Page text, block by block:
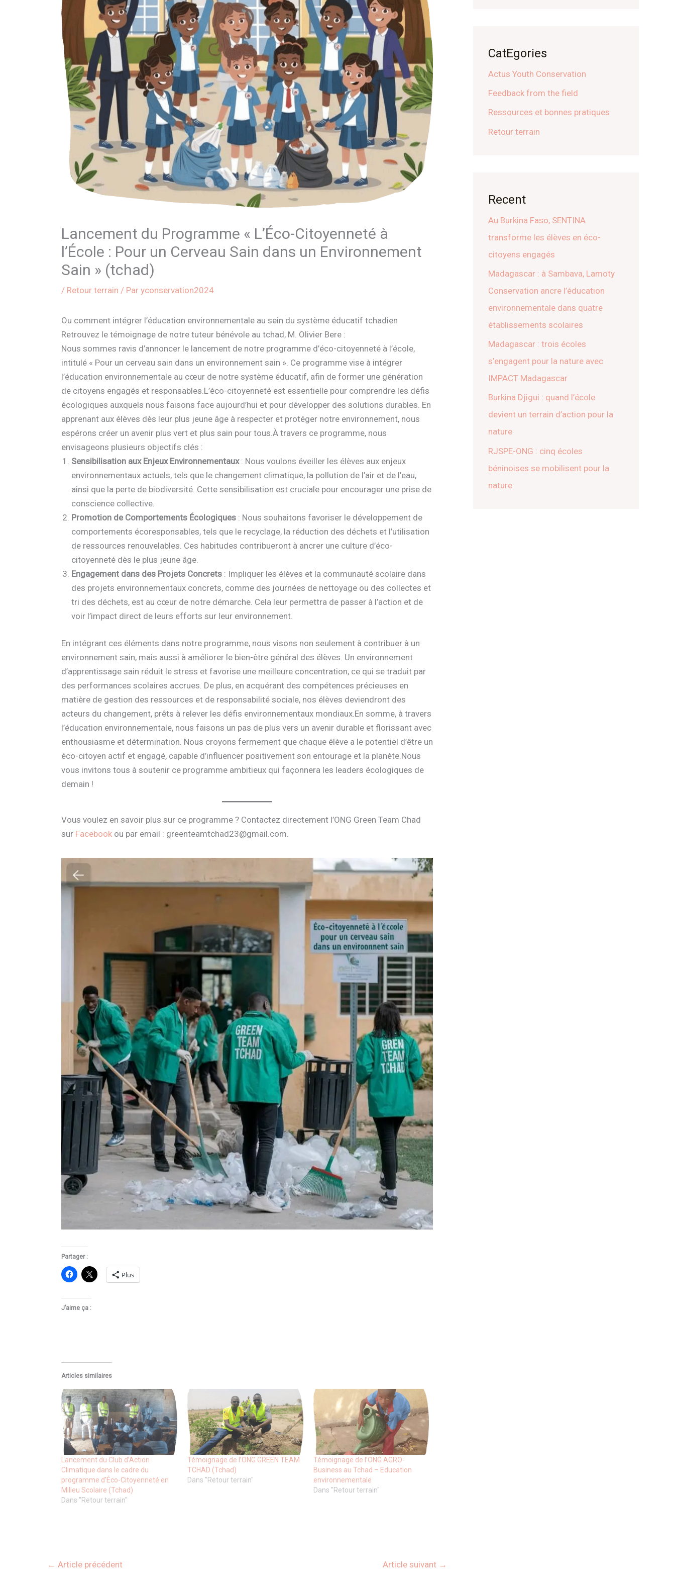
Lancement du Programme « L’Éco-Citoyenneté à
l’École : Pour un Cerveau Sain dans un Environnement
Sain » (tchad)
/ Retour terrain / Par yconservation2024
Ou comment intégrer l’éducation environnementale au sein du système éducatif tchadien
Retrouvez le témoignage de notre tuteur bénévole au tchad, M. Olivier Bere :
Nous sommes ravis d’annoncer le lancement de notre programme d’éco-citoyenneté à l’école,
intitulé « Pour un cerveau sain dans un environnement sain ». Ce programme vise à intégrer
l’éducation environnementale au cœur de notre système éducatif, afin de former une génération
de citoyens engagés et responsables.L’éco-citoyenneté est essentielle pour comprendre les défis
écologiques auxquels nous faisons face aujourd’hui et pour développer des solutions durables. En
apprenant aux élèves dès leur plus jeune âge à respecter et protéger notre environnement, nous
espérons créer un avenir plus vert et plus sain pour tous.À travers ce programme, nous
envisageons plusieurs objectifs clés :
Sensibilisation aux Enjeux Environnementaux: Nous voulons éveiller les élèves aux enjeux
environnementaux actuels, tels que le changement climatique, la pollution de l’air et de l’eau,
ainsi que la perte de biodiversité. Cette sensibilisation est cruciale pour encourager une prise de
conscience collective.
Promotion de Comportements Écologiques : Nous souhaitons favoriser le développement de
comportements écoresponsables, tels que le recyclage, la réduction des déchets et l’utilisation
de ressources renouvelables. Ces habitudes contribueront à ancrer une culture d’éco-
citoyenneté dès le plus jeune âge.
Engagement dans des Projets Concrets : Impliquer les élèves et la communauté scolaire dans
des projets environnementaux concrets, comme des journées de nettoyage ou des collectes et
tri des déchets, est au cœur de notre démarche. Cela leur permettra de passer à l’action et de
voir l’impact direct de leurs efforts sur leur environnement.
En intégrant ces éléments dans notre programme, nous visons non seulement à contribuer à un
environnement sain, mais aussi à améliorer le bien-être général des élèves. Un environnement
d’apprentissage sain réduit le stress et favorise une meilleure concentration, ce qui se traduit par
des performances scolaires accrues. De plus, en acquérant des compétences précieuses en
matière de gestion des ressources et de responsabilité sociale, nos élèves deviendront des
acteurs du changement, prêts à relever les défis environnementaux mondiaux.En somme, à travers
l’éducation environnementale, nous faisons un pas de plus vers un avenir durable et florissant avec
enthousiasme et détermination. Nous croyons fermement que chaque élève a le potentiel d’être un
éco-citoyen actif et engagé, capable d’influencer positivement son entourage et la planète.Nous
vous invitons tous à soutenir ce programme ambitieux qui façonnera les leaders écologiques de
demain !
Vous voulez en savoir plus sur ce programme ? Contactez directement l’ONG Green Team Chad
sur Facebook ou par email : greenteamtchad23@gmail.com.
Partager :
Plus
J’aime ça :
Articles similaires
Lancement du Club d’Action
Climatique dans le cadre du
programme d’Éco-Citoyenneté en
Milieu Scolaire (Tchad)
Dans "Retour terrain"
Témoignage de l’ONG GREEN TEAM
TCHAD (Tchad)
Dans "Retour terrain"
Témoignage de l’ONG AGRO-
Business au Tchad – Education
environnementale
Dans "Retour terrain"
← Article précédent Article suivant →
CatEgories
Actus Youth Conservation
Feedback from the field
Ressources et bonnes pratiques
Retour terrain
Recent
Au Burkina Faso, SENTINA
transforme les élèves en éco-
citoyens engagés
Madagascar : à Sambava, Lamoty
Conservation ancre l’éducation
environnementale dans quatre
établissements scolaires
Madagascar : trois écoles
s’engagent pour la nature avec
IMPACT Madagascar
Burkina Djigui : quand l’école
devient un terrain d’action pour la
nature
RJSPE-ONG : cinq écoles
béninoises se mobilisent pour la
nature